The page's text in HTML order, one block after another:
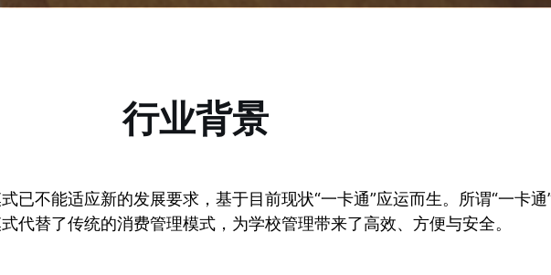
行业背景
已不能适应新的发展要求，基于目前现状“一卡通”应运而生。所谓“一卡
代替了传统的消费管理模式，为学校管理带来了高效、方便与安全。